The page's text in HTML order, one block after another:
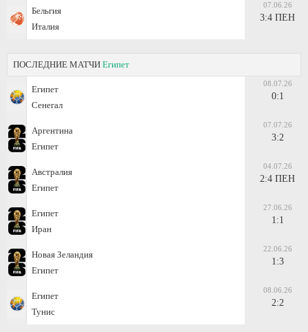
Бельгия
Италия
07.06.26
3:4 ПЕН
ПОСЛЕДНИЕ МАТЧИ Египет
Египет
Сенегал
08.07.26
0:1
Аргентина
Египет
07.07.26
3:2
Австралия
Египет
04.07.26
2:4 ПЕН
Египет
Иран
27.06.26
1:1
Новая Зеландия
Египет
22.06.26
1:3
Египет
Тунис
08.06.26
2:2